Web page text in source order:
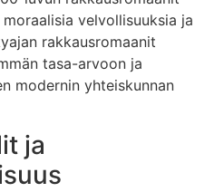
velvollisuuksia ja
rakkausromaanit
tasa-arvoon ja
modernin yhteiskunnan
ja